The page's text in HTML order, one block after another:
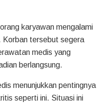
karyawan mengalami
Korban tersebut segera
medis yang
berlangsung.
menunjukkan pentingnya
seperti ini. Situasi ini